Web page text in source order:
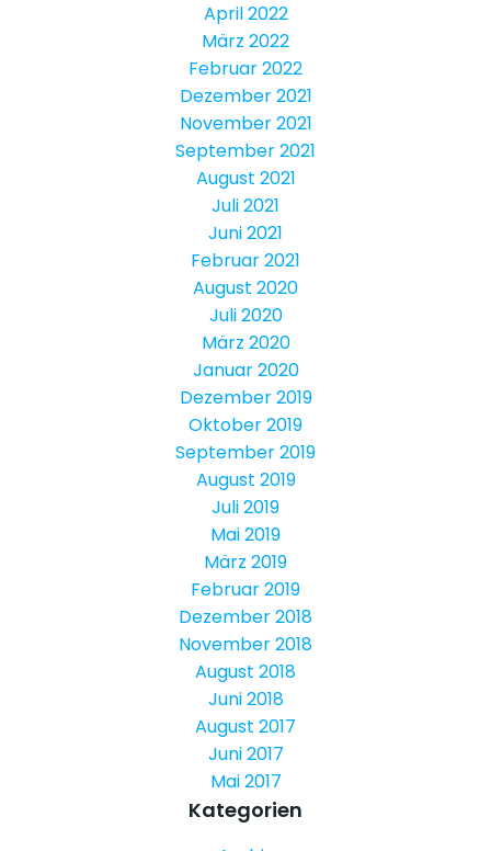
April 2022
März 2022
Februar 2022
Dezember 2021
November 2021
September 2021
August 2021
Juli 2021
Juni 2021
Februar 2021
August 2020
Juli 2020
März 2020
Januar 2020
Dezember 2019
Oktober 2019
September 2019
August 2019
Juli 2019
Mai 2019
März 2019
Februar 2019
Dezember 2018
November 2018
August 2018
Juni 2018
August 2017
Juni 2017
Mai 2017
Kategorien